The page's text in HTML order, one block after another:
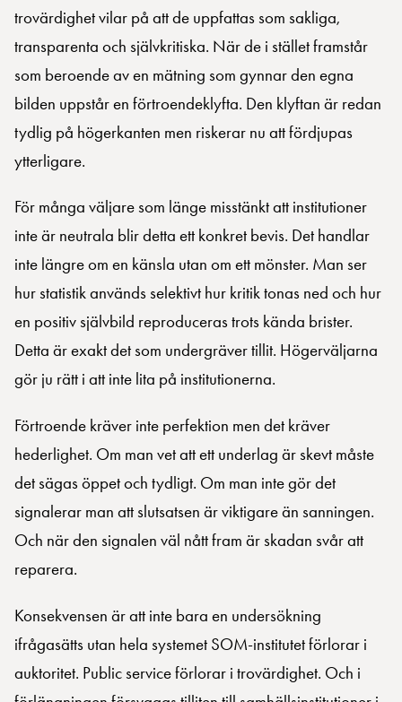
trovärdighet vilar på att de uppfattas som sakliga,
transparenta och självkritiska. När de i stället framstår
som beroende av en mätning som gynnar den egna
bilden uppstår en förtroendeklyfta. Den klyftan är redan
tydlig på högerkanten men riskerar nu att fördjupas
ytterligare.
För många väljare som länge misstänkt att institutioner
inte är neutrala blir detta ett konkret bevis. Det handlar
inte längre om en känsla utan om ett mönster. Man ser
hur statistik används selektivt hur kritik tonas ned och hur
en positiv självbild reproduceras trots kända brister.
Detta är exakt det som undergräver tillit. Högerväljarna
gör ju rätt i att inte lita på institutionerna.
Förtroende kräver inte perfektion men det kräver
hederlighet. Om man vet att ett underlag är skevt måste
det sägas öppet och tydligt. Om man inte gör det
signalerar man att slutsatsen är viktigare än sanningen.
Och när den signalen väl nått fram är skadan svår att
reparera.
Konsekvensen är att inte bara en undersökning
ifrågasätts utan hela systemet SOM-institutet förlorar i
auktoritet. Public service förlorar i trovärdighet. Och i